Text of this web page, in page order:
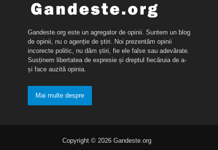
Gandeste.org este un agregator de opinii. Suntem un blog
de opinii, nu o agenție de știri. Noi prezentăm opinii
incorecte politic, nu dăm știri, fie ele false sau adevărate.
Susținem libertatea de expresie și dreptul fiecăruia de a-
și face auzită opinia.
Mai multe despre
Copyright © 2026 Gandeste.org